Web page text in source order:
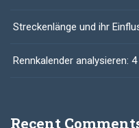
Streckenlänge und ihr
Rennkalender analysieren:
Recent